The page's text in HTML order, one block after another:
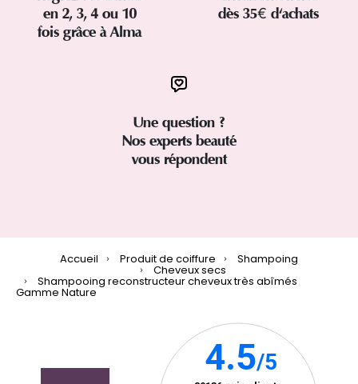
en 2, 3, 4 ou 10
fois grâce à Alma
dès 35€ d'achats
Une question ?
Nos experts beauté
vous répondent
Accueil Produit de coiffure Shampoing
Cheveux secs
Shampooing reconstructeur cheveux très abîmés
Gamme Nature